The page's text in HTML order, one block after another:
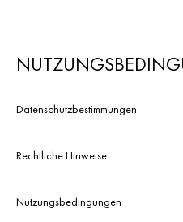
Datenschutzbestimmungen
Rechtliche Hinweise
Nutzungsbedingungen